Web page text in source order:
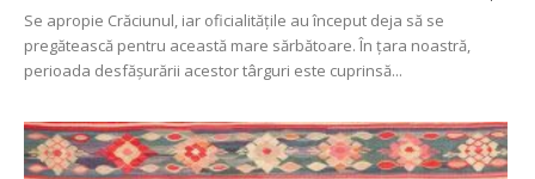
Se apropie Crăciunul, iar oficialitățile au început deja să se
pregătească pentru această mare sărbătoare. În țara noastră,
perioada desfășurării acestor târguri este cuprinsă...